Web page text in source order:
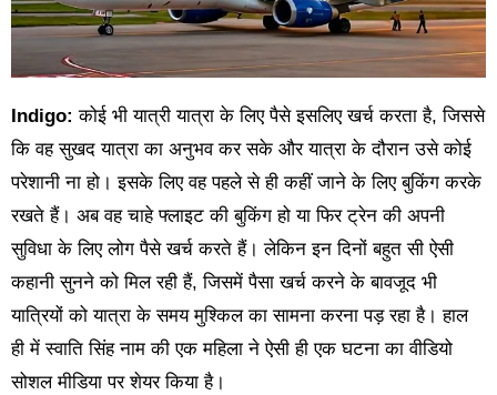
Indigo:कोई भी यात्री यात्रा के लिए पैसे इसलिए खर्च करता है, जिससे
कि वह सुखद यात्रा का अनुभव कर सके और यात्रा के दौरान उसे कोई
परेशानी ना हो। इसके लिए वह पहले से ही कहीं जाने के लिए बुकिंग करके
रखते हैं। अब वह चाहे फ्लाइट की बुकिंग हो या फिर ट्रेन की अपनी
सुविधा के लिए लोग पैसे खर्च करते हैं। लेकिन इन दिनों बहुत सी ऐसी
कहानी सुनने को मिल रही हैं, जिसमें पैसा खर्च करने के बावजूद भी
यात्रियों को यात्रा के समय मुश्किल का सामना करना पड़ रहा है। हाल
ही में स्वाति सिंह नाम की एक महिला ने ऐसी ही एक घटना का वीडियो
सोशल मीडिया पर शेयर किया है।